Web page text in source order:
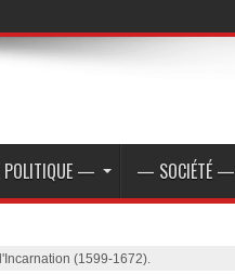
— — SOCIÉTÉ —
(1599-1672).